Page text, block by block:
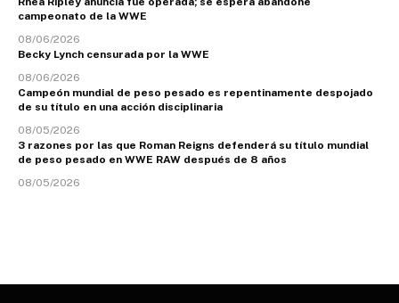
campeonato de la WWE
08/06/2026
Becky Lynch censurada por la WWE
08/06/2026
Campeón mundial de peso pesado es repentinamente despojado
de su título en una acción disciplinaria
08/05/2026
3 razones por las que Roman Reigns defenderá su título mundial
de peso pesado en WWE RAW después de 8 años
08/05/2026